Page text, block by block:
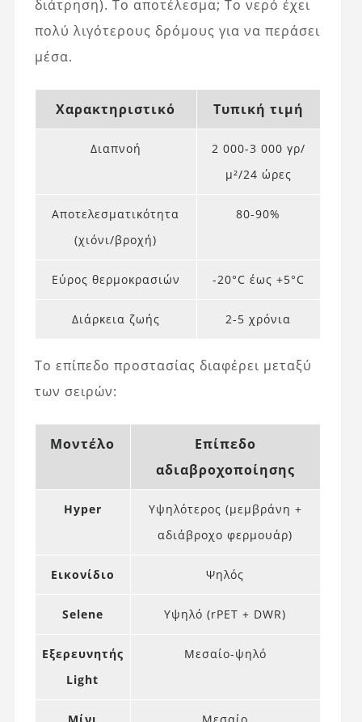
διάτρηση). Το αποτέλεσμα; Το νερό έχει
πολύ λιγότερους δρόμους για να περάσει
μέσα.
Χαρακτηριστικό Τυπική τιμή
Διαπνοή
2 000-3 000 γρ/
μ²/24 ώρες
Αποτελεσματικότητα
(χιόνι/βροχή)
80-90%
Εύρος θερμοκρασιών -20°C έως +5°C
Διάρκεια ζωής 2-5 χρόνια
Το επίπεδο προστασίας διαφέρει μεταξύ
των σειρών:
Μοντέλο
Επίπεδο
αδιαβροχοποίησης
Hyper
Υψηλότερος (μεμβράνη +
αδιάβροχο φερμουάρ)
Εικονίδιο Ψηλός
Selene Υψηλό (rPET + DWR)
Εξερευνητής
Light
Μεσαίο-ψηλό
Μίνι Μεσαίο